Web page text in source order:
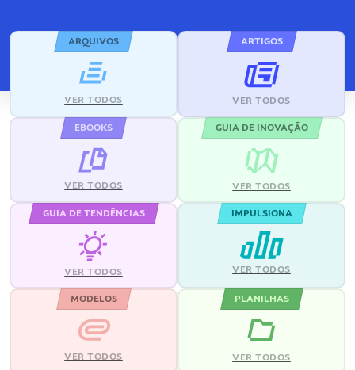
ARQUIVOS
VER TODOS
ARTIGOS
VER TODOS
EBOOKS
VER TODOS
GUIA DE INOVAÇÃO
VER TODOS
GUIA DE TENDÊNCIAS
VER TODOS
IMPULSIONA
VER TODOS
MODELOS
VER TODOS
PLANILHAS
VER TODOS